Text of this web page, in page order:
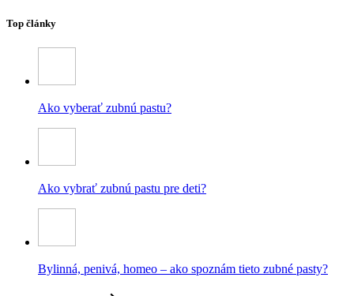
Top články
Ako vyberať zubnú pastu?
Ako vybrať zubnú pastu pre deti?
Bylinná, penivá, homeo – ako spoznám tieto zubné pasty?